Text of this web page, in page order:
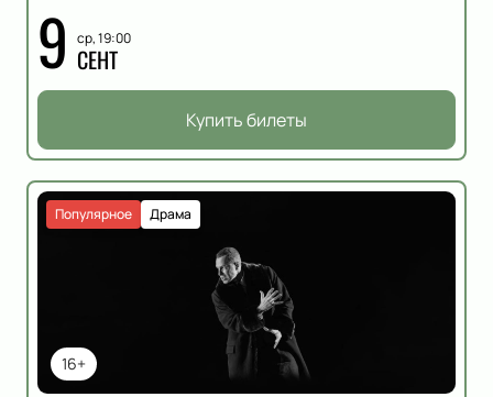
9 ср, 19:00
СЕНТ
Купить билеты
16+
Драма
Популярное